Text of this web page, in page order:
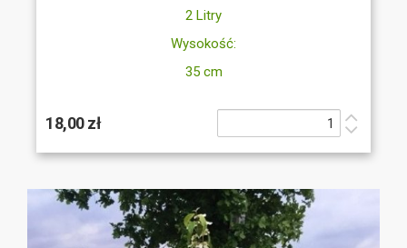
2 Litry
Wysokość:
35 cm
18,00 zł